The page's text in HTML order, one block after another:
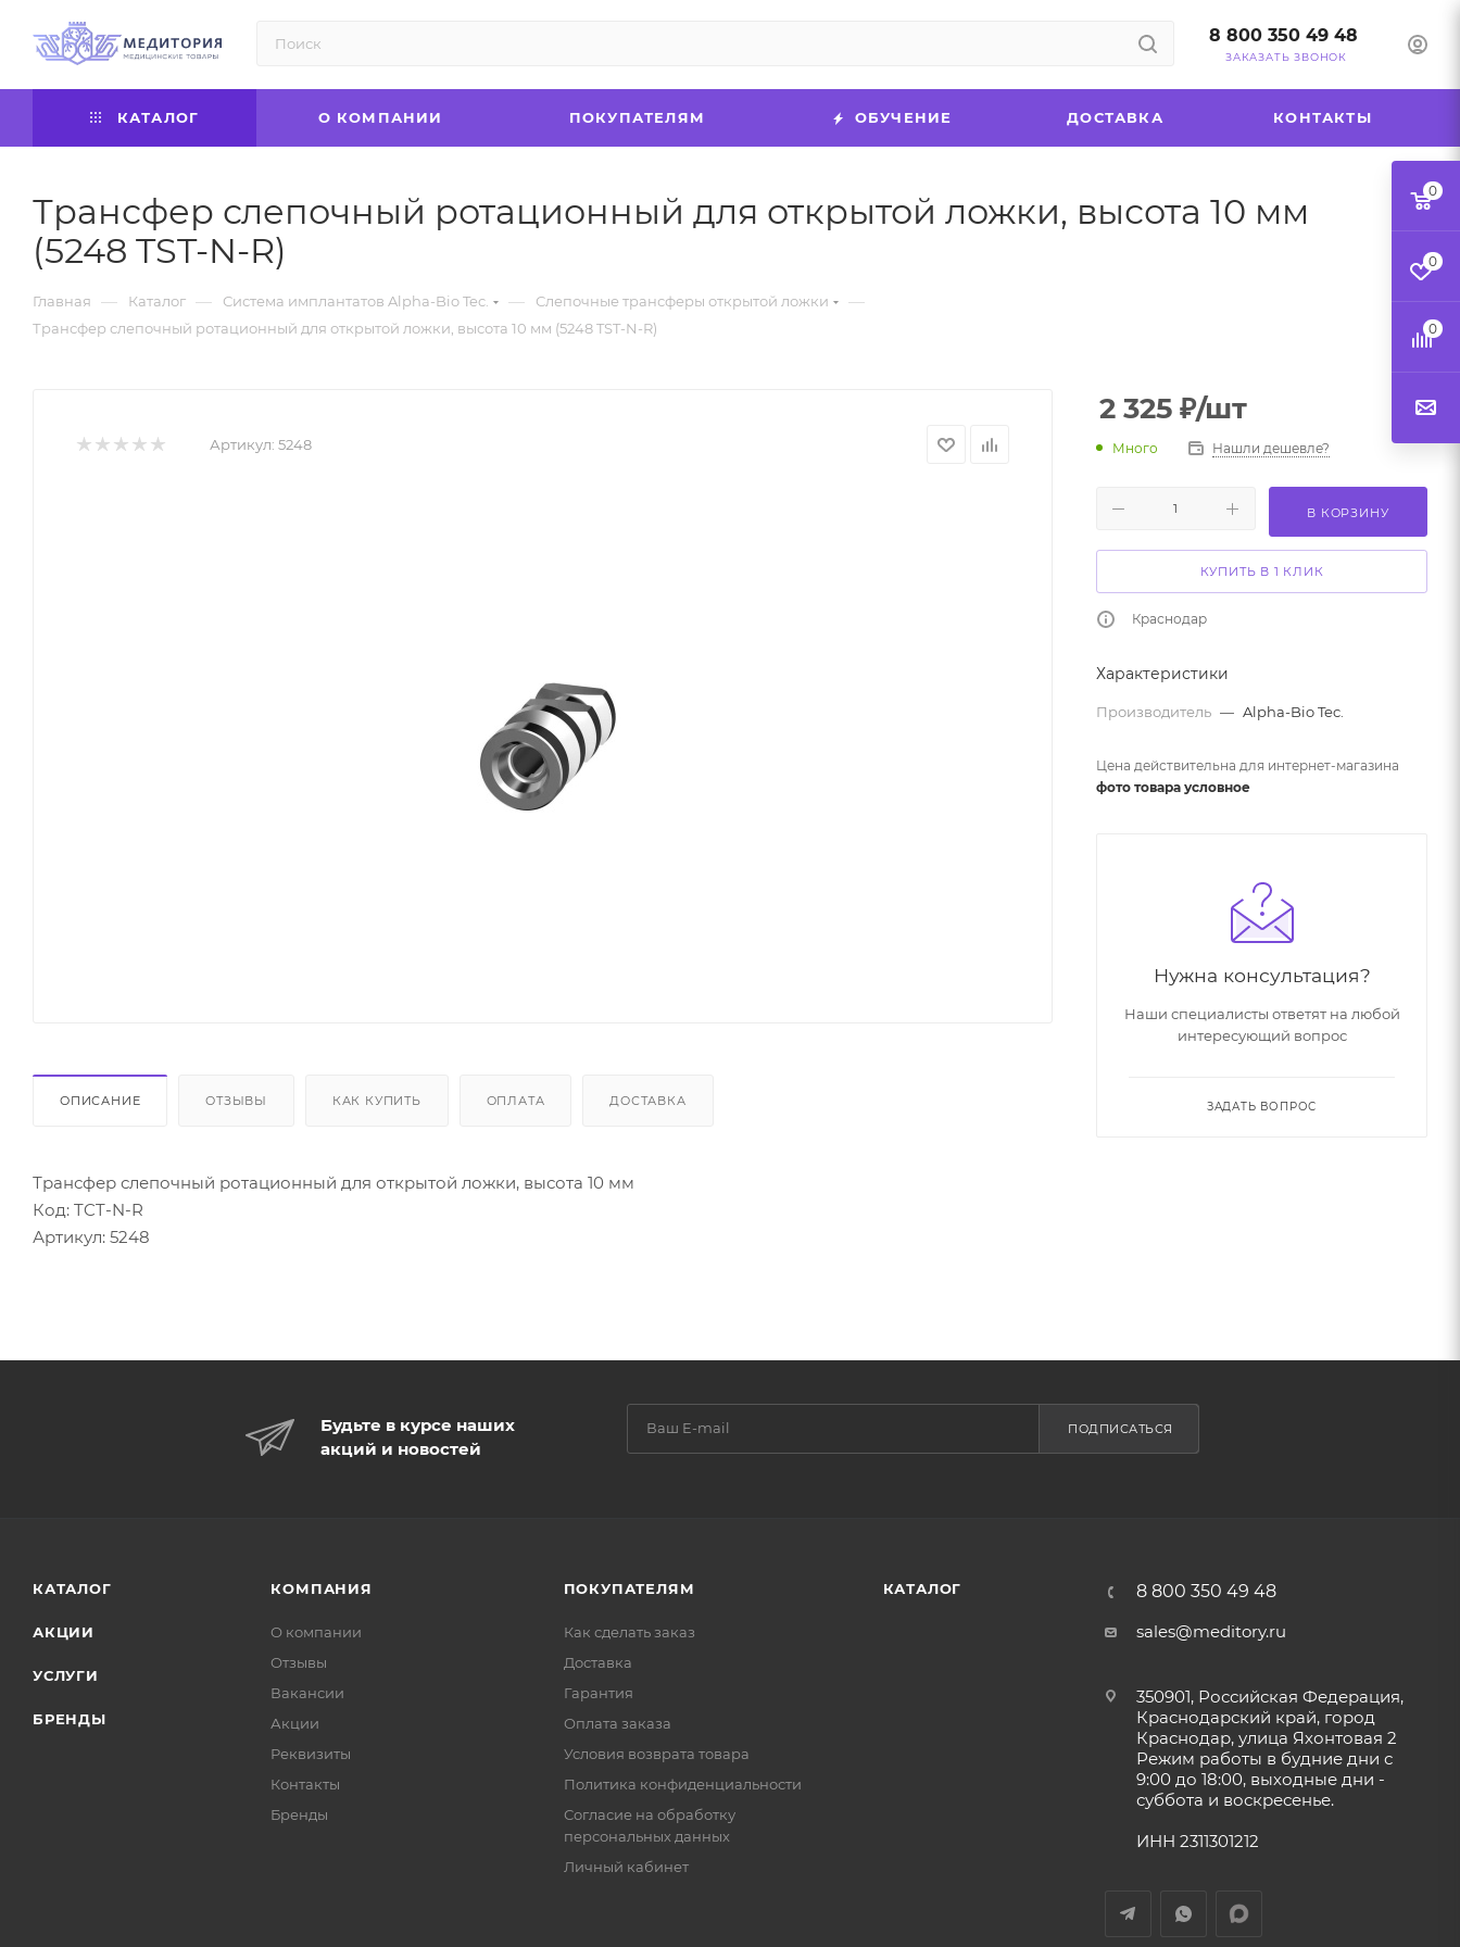
8 800 350 49 48
ЗАКАЗАТЬ ЗВОНОК
КАТАЛОГ О КОМПАНИИ ПОКУПАТЕЛЯМ ОБУЧЕНИЕ ДОСТАВКА КОНТАКТЫ
Трансфер слепочный ротационный для открытой ложки, высота 10 мм
(5248 TST-N-R)
Главная — Каталог — Система имплантатов Alpha-Bio Tec. — Слепочные трансферы открытой ложки —
Трансфер слепочный ротационный для открытой ложки, высота 10 мм (5248 TST-N-R)
Артикул: 5248
ОПИСАНИЕ ОТЗЫВЫ КАК КУПИТЬ ОПЛАТА ДОСТАВКА
Трансфер слепочный ротационный для открытой ложки, высота 10 мм
Код: TCT-N-R
Артикул: 5248
2 325 ₽/шт
Много Нашли дешевле?
В КОРЗИНУ
КУПИТЬ В 1 КЛИК
Краснодар
Характеристики
Производитель — Alpha-Bio Tec.
Цена действительна для интернет-магазина
фото товара условное
Нужна консультация?
Наши специалисты ответят на любой
интересующий вопрос
ЗАДАТЬ ВОПРОС
Будьте в курсе наших
акций и новостей
ПОДПИСАТЬСЯ
КАТАЛОГ
АКЦИИ
УСЛУГИ
БРЕНДЫ
КОМПАНИЯ
О компании
Отзывы
Вакансии
Акции
Реквизиты
Контакты
Бренды
ПОКУПАТЕЛЯМ
Как сделать заказ
Доставка
Гарантия
Оплата заказа
Условия возврата товара
Политика конфиденциальности
Согласие на обработку
персональных данных
Личный кабинет
КАТАЛОГ
8 800 350 49 48
sales@meditory.ru
350901, Российская Федерация,
Краснодарский край, город
Краснодар, улица Яхонтовая 2
Режим работы в будние дни с
9:00 до 18:00, выходные дни -
суббота и воскресенье.
ИНН 2311301212
0
0
0